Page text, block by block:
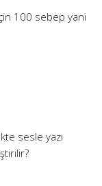
100 sebep yani
sesle yazı